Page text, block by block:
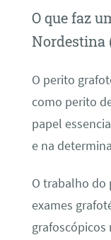
O que faz
Nordestina
O perito
como perito
papel
e na
O trabalho do
exames
grafoscópicos